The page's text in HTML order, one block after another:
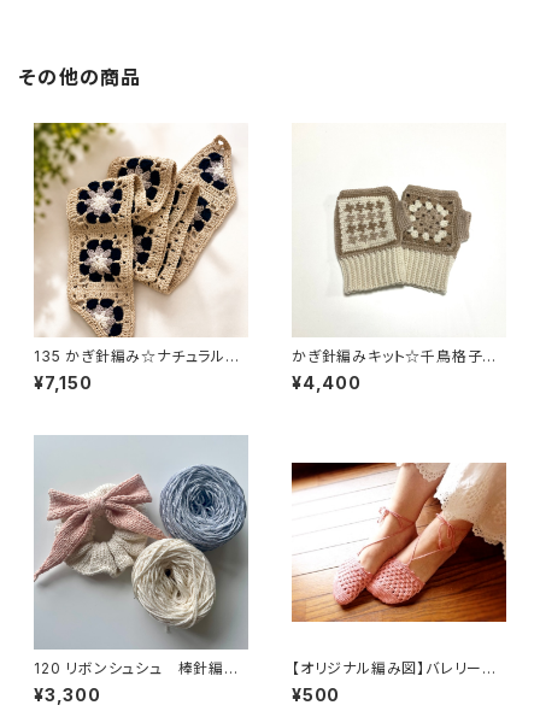
その他の商品
135 かぎ針編み☆ナチュラルモ
ノトーンモチーフのストール
¥7,150
かぎ針編みキット☆千鳥格子の
かぎ針編みハンドウォーマー
ナチュラル
¥4,400
120 リボンシュシュ 棒針編み
キット
¥3,300
【オリジナル編み図】バレリーナ
みたいなトゥーカバー
¥500